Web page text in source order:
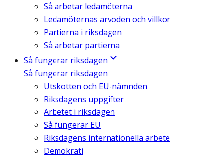
Så arbetar ledamöterna
Ledamöternas arvoden och villkor
Partierna i riksdagen
Så arbetar partierna
Så fungerar riksdagen
Så fungerar riksdagen
Utskotten och EU-nämnden
Riksdagens uppgifter
Arbetet i riksdagen
Så fungerar EU
Riksdagens internationella arbete
Demokrati